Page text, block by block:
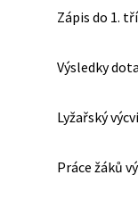
Zápis do 1.
Výsledky
Lyžařský
Práce žáků